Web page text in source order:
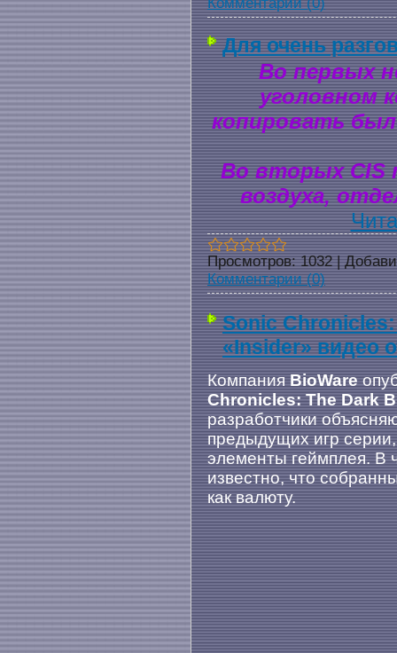
Для очень
Во первых
уголовном
копировать
Во вторых CIS
воздуха,
Просмотров: 1032 |
Комментарии (0)
Sonic
«Insider» видео
КомпанияBioWare
Chronicles: The Dark
разработчики
предыдущих игр
элементы геймплея. В
известно, что
как валюту.